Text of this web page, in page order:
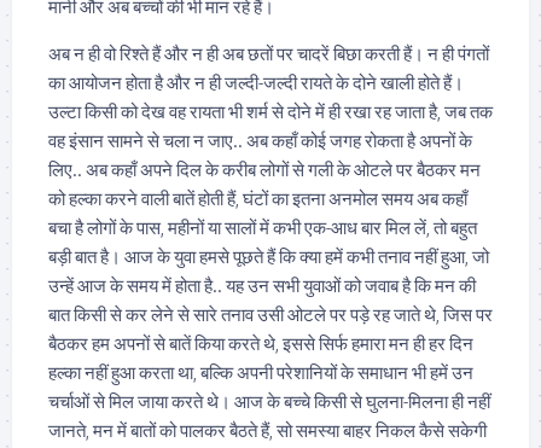
मानी और अब बच्चों की भी मान रहे हैं।
अब न ही वो रिश्ते हैं और न ही अब छतों पर चादरें बिछा करती हैं। न ही पंगतों
का आयोजन होता है और न ही जल्दी-जल्दी रायते के दोने खाली होते हैं।
उल्टा किसी को देख वह रायता भी शर्म से दोने में ही रखा रह जाता है, जब तक
वह इंसान सामने से चला न जाए.. अब कहाँ कोई जगह रोकता है अपनों के
लिए.. अब कहाँ अपने दिल के करीब लोगों से गली के ओटले पर बैठकर मन
को हल्का करने वाली बातें होती हैं, घंटों का इतना अनमोल समय अब कहाँ
बचा है लोगों के पास, महीनों या सालों में कभी एक-आध बार मिल लें, तो बहुत
बड़ी बात है। आज के युवा हमसे पूछते हैं कि क्या हमें कभी तनाव नहीं हुआ, जो
उन्हें आज के समय में होता है.. यह उन सभी युवाओं को जवाब है कि मन की
बात किसी से कर लेने से सारे तनाव उसी ओटले पर पड़े रह जाते थे, जिस पर
बैठकर हम अपनों से बातें किया करते थे, इससे सिर्फ हमारा मन ही हर दिन
हल्का नहीं हुआ करता था, बल्कि अपनी परेशानियों के समाधान भी हमें उन
चर्चाओं से मिल जाया करते थे। आज के बच्चे किसी से घुलना-मिलना ही नहीं
जानते, मन में बातों को पालकर बैठते हैं, सो समस्या बाहर निकल कैसे सकेगी